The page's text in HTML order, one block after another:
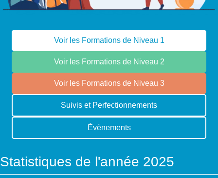
Voir les Formations de Niveau 1
Voir les Formations de Niveau 2
Voir les Formations de Niveau 3
Suivis et Perfectionnements
Évènements
Statistiques de l'année 2025